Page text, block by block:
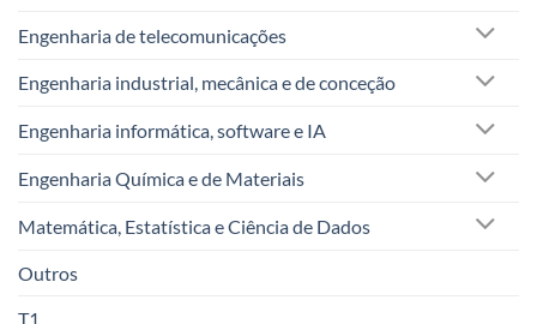
Engenharia de telecomunicações
Engenharia industrial, mecânica e de conceção
Engenharia informática, software e IA
Engenharia Química e de Materiais
Matemática, Estatística e Ciência de Dados
Outros
T1